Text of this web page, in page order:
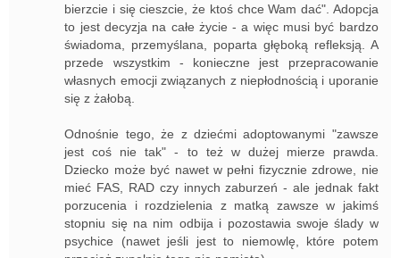
bierzcie i się cieszcie, że ktoś chce Wam dać". Adopcja
to jest decyzja na całe życie - a więc musi być bardzo
świadoma, przemyślana, poparta głęboką refleksją. A
przede wszystkim - konieczne jest przepracowanie
własnych emocji związanych z niepłodnością i uporanie
się z żałobą.
Odnośnie tego, że z dziećmi adoptowanymi "zawsze
jest coś nie tak" - to też w dużej mierze prawda.
Dziecko może być nawet w pełni fizycznie zdrowe, nie
mieć FAS, RAD czy innych zaburzeń - ale jednak fakt
porzucenia i rozdzielenia z matką zawsze w jakimś
stopniu się na nim odbija i pozostawia swoje ślady w
psychice (nawet jeśli jest to niemowlę, które potem